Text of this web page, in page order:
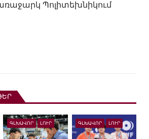
Պոլիտեխնիկում
ԳԼԽԱՎՈՐ ԼՈՒՐ ԳԼԽԱՎՈՐ ԼՈՒՐ